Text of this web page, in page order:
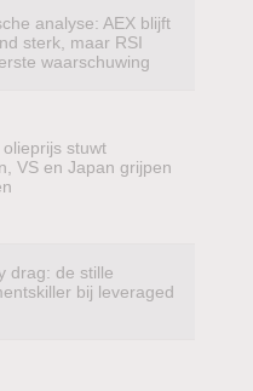
analyse: AEX blijft
sterk, maar RSI
waarschuwing
stuwt
VS en Japan grijpen
drag: de stille
bij leveraged